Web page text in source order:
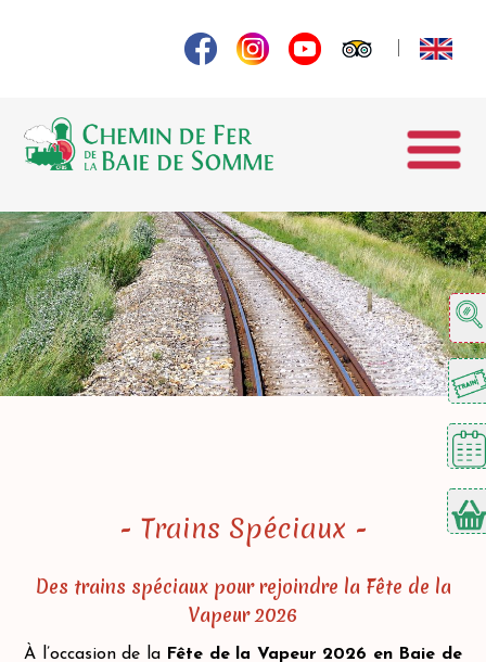
- Trains Spéciaux -
Des trains spéciaux pour rejoindre la Fête de la
Vapeur 2026
À l’occasion de la Fête de la Vapeur 2026 en Baie de